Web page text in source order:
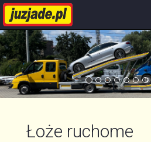
Łoże ruchome